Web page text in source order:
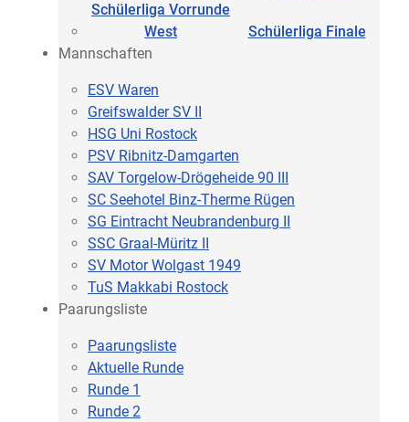
Schülerliga Vorrunde
West
Schülerliga Finale
Mannschaften
ESV Waren
Greifswalder SV II
HSG Uni Rostock
PSV Ribnitz-Damgarten
SAV Torgelow-Drögeheide 90 III
SC Seehotel Binz-Therme Rügen
SG Eintracht Neubrandenburg II
SSC Graal-Müritz II
SV Motor Wolgast 1949
TuS Makkabi Rostock
Paarungsliste
Paarungsliste
Aktuelle Runde
Runde 1
Runde 2